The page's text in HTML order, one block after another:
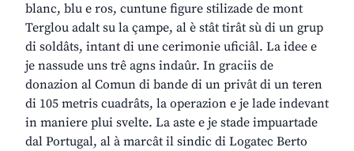
blanc, blu e ros, cuntune figure stilizade de mont
Terglou adalt su la çampe, al è stât tirât sù di un grup
di soldâts, intant di une cerimonie uficiâl. La idee e
je nassude uns trê agns indaûr. In graciis de
donazion al Comun di bande di un privât di un teren
di 105 metris cuadrâts, la operazion e je lade indevant
in maniere plui svelte. La aste e je stade impuartade
dal Portugal, al à marcât il sindic di Logatec Berto